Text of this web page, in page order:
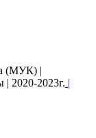
(МУК) |
2020-2023г. |